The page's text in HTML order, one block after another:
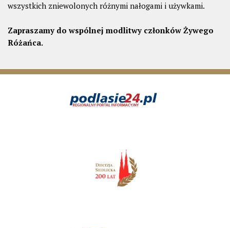
wszystkich zniewolonych różnymi nałogami i używkami.
Zapraszamy do wspólnej modlitwy członków Żywego
Różańca.